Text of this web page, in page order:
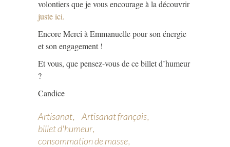
volontiers que je vous encourage à la découvrir
juste ici.
Encore Merci à Emmanuelle pour son énergie
et son engagement !
Et vous, que pensez-vous de ce billet d’humeur
?
Candice
Artisanat
Artisanat français
billet d'humeur
consommation de masse